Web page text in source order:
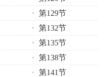
第129节
第132节
第135节
第138节
第141节